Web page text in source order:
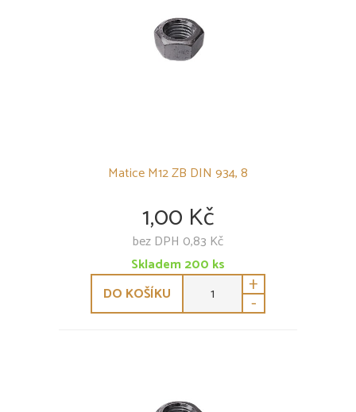
Matice M12 ZB DIN 934, 8
1,00 Kč
bez DPH 0,83 Kč
Skladem200 ks
DO KOŠÍKU
+
-